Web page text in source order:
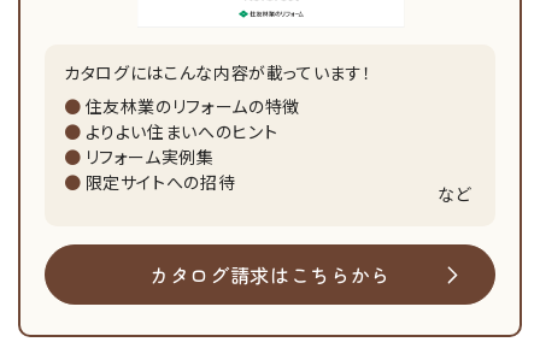
カタログにはこんな内容が載っています！
住友林業のリフォームの特徴
よりよい住まいへのヒント
リフォーム実例集
限定サイトへの招待
など
カタログ請求はこちらから